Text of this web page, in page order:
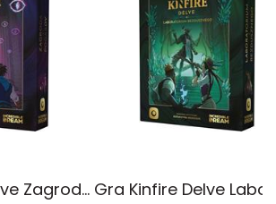
Gra Kinfire Delve Zagroda Pogardy